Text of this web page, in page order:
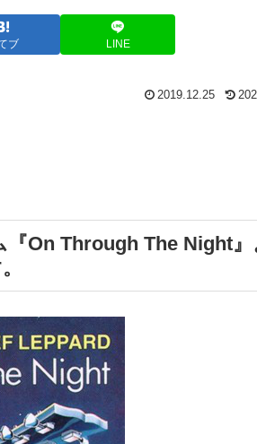
ブ LINE
2019.12.25
On Through The Night』